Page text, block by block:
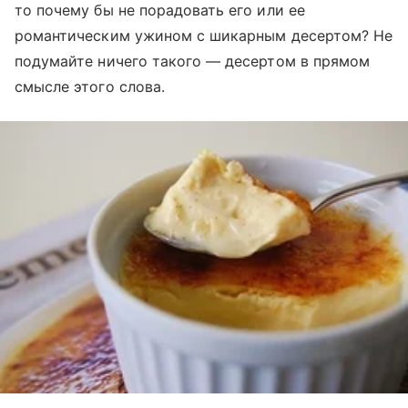
то почему бы не порадовать его или ее
романтическим ужином с шикарным десертом? Не
подумайте ничего такого — десертом в прямом
смысле этого слова.